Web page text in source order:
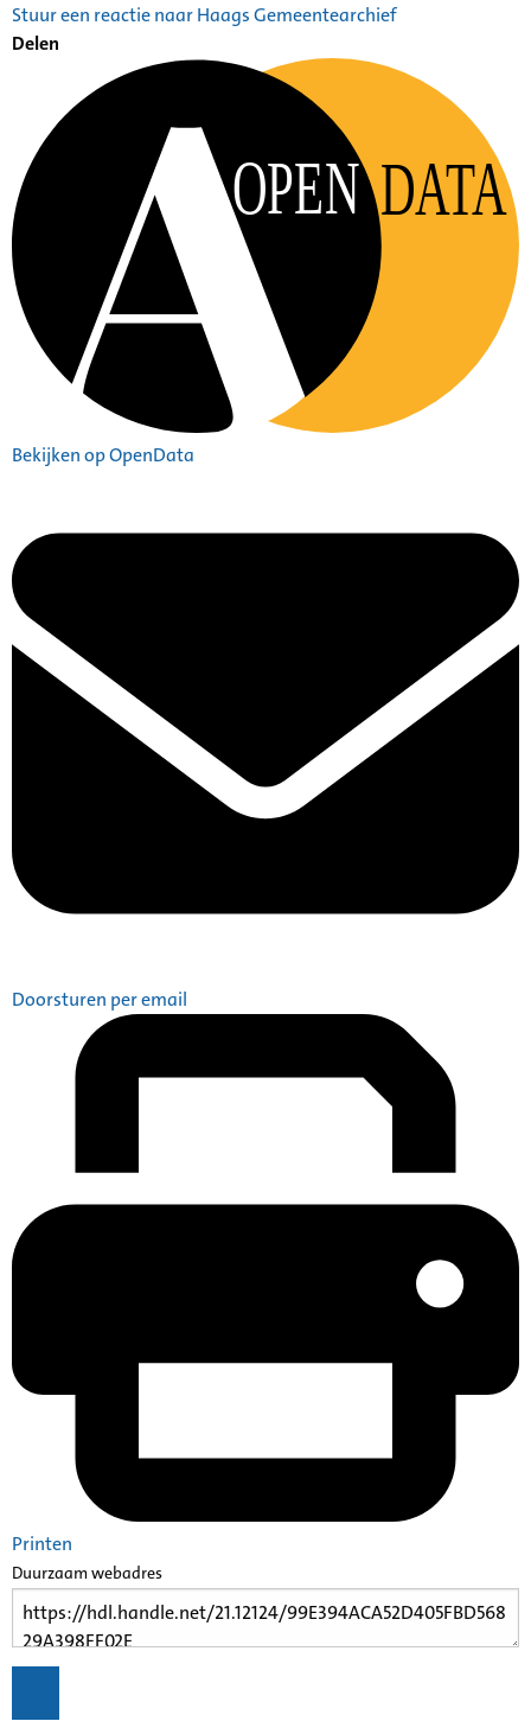
Stuur een reactie naar Haags Gemeentearchief
Delen
OPEN DATA
Bekijken op OpenData
Doorsturen per email
Printen
Duurzaam webadres